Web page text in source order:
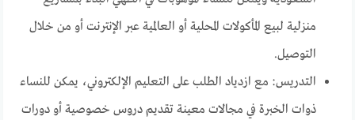
منزلية لبيع المأكولات المحلية أو العالمية عبر الإنترنت أو من خلال
التوصيل.
التدريس: مع ازدياد الطلب على التعليم الإلكتروني، يمكن للنساء
ذوات الخبرة في مجالات معينة تقديم دروس خصوصية أو دورات